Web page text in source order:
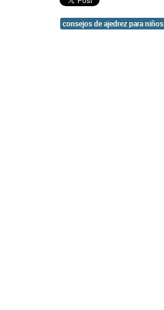
consejos de ajedrez para niños